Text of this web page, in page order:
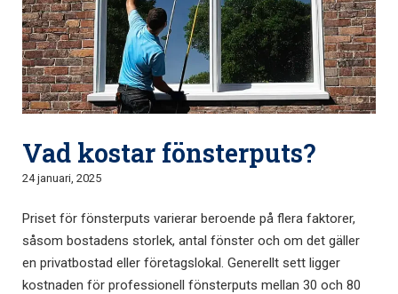
Vad kostar fönsterputs?
24 januari, 2025
Priset för fönsterputs varierar beroende på flera faktorer,
såsom bostadens storlek, antal fönster och om det gäller
en privatbostad eller företagslokal. Generellt sett ligger
kostnaden för professionell fönsterputs mellan 30 och 80